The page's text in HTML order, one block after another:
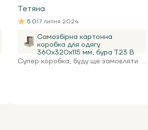
Тетяна
5.017 липня 2024
Самозбірна картонна
коробка для одягу
360х320х115 мм, бура Т23 В
Супер коробка, буду ще замовляти ...